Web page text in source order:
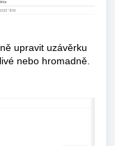
upravit uzávěrku
nebo hromadně.